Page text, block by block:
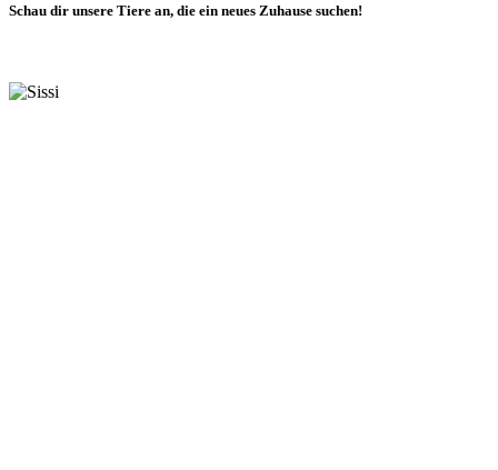
Schau dir unsere Tiere an, die ein neues Zuhause suchen!